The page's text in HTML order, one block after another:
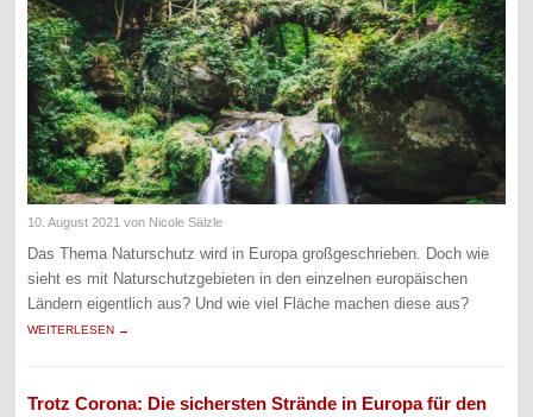
10. August 2021 von Nicole Sälzle
Das Thema Naturschutz wird in Europa großgeschrieben. Doch wie
sieht es mit Naturschutzgebieten in den einzelnen europäischen
Ländern eigentlich aus? Und wie viel Fläche machen diese aus?
WEITERLESEN →
Trotz Corona: Die sichersten Strände in Europa für den